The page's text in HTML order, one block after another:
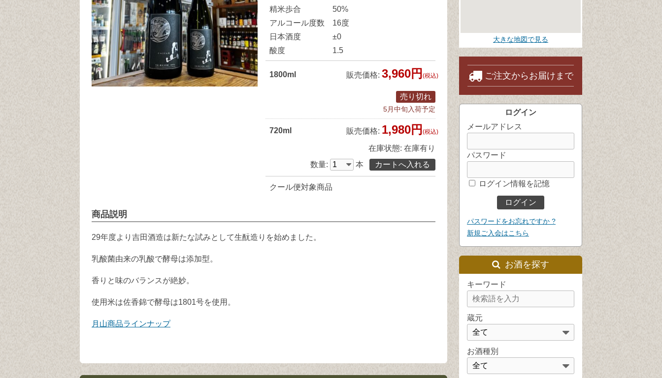
精米歩合
50%
アルコール度数
16度
日本酒度
±0
酸度
1.5
1800ml 販売価格: 3,960円 (税込)
売り切れ
5月中旬入荷予定
720ml 販売価格: 1,980円 (税込)
在庫状態: 在庫有り
数量:
本
クール便対象商品
商品説明
29年度より吉田酒造は新たな試みとして生酛造りを始めました。
乳酸菌由来の乳酸で酵母は添加型。
香りと味のバランスが絶妙。
使用米は佐香錦で酵母は1801号を使用。
月山商品ラインナップ
大きな地図で見る
ご注文からお届けまで
ログイン
メールアドレス
パスワード
ログイン情報を記憶
パスワードをお忘れですか ?
新規ご入会はこちら
お酒を探す
キーワード
蔵元
お酒種別